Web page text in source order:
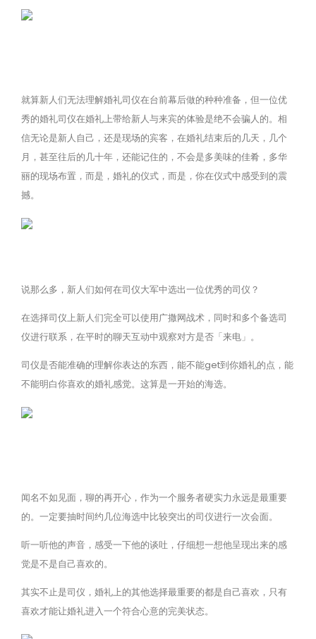
就算新人们无法理解婚礼司仪在台前幕后做的种种准备，但一位优
秀的婚礼司仪在婚礼上带给新人与来宾的体验是绝不会骗人的。相
信无论是新人自己，还是现场的宾客，在婚礼结束后的几天，几个
月，甚至往后的几十年，还能记住的，不会是多美味的佳肴，多华
丽的现场布置，而是，婚礼的仪式，而是，你在仪式中感受到的震
撼。
说那么多，新人们如何在司仪大军中选出一位优秀的司仪？
在选择司仪上新人们完全可以使用广撒网战术，同时和多个备选司
仪进行联系，在平时的聊天互动中观察对方是否「来电」。
司仪是否能准确的理解你表达的东西，能不能get到你婚礼的点，能
不能明白你喜欢的婚礼感觉。这算是一开始的海选。
闻名不如见面，聊的再开心，作为一个服务者硬实力永远是最重要
的。一定要抽时间约几位海选中比较突出的司仪进行一次会面。
听一听他的声音，感受一下他的谈吐，仔细想一想他呈现出来的感
觉是不是自己喜欢的。
其实不止是司仪，婚礼上的其他选择最重要的都是自己喜欢，只有
喜欢才能让婚礼进入一个符合心意的完美状态。